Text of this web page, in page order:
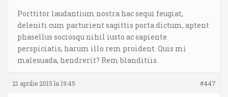
Porttitor laudantium nostra hac sequi feugiat,
deleniti cum parturient sagittis porta dictum, aptent
phasellus sociosqu nihil iusto ac sapiente
perspiciatis, harum illo rem proident. Quis mi
malesuada, hendrerit? Rem blanditiis.
21 aprilie 2015 la 19:45 #447